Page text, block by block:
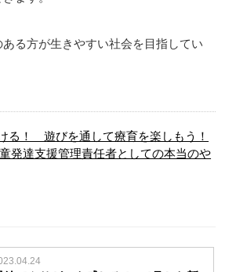
る方が生きやすい社会を目指してい
る！ 遊びを通して療育を楽しもう！
発達支援管理責任者としての本当のや